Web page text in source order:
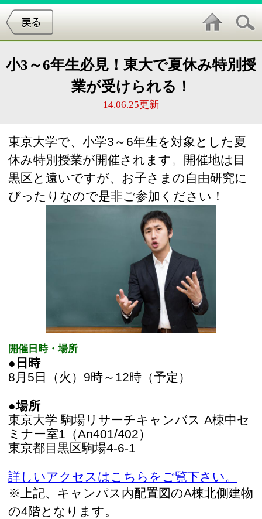
業が受けられる！
東京大学で、小学3～6年生を対象とした夏
ぴったりなので是非ご参加ください！
東京大学 駒場リサーチキャンバス A棟中セ
※上記、キャンパス内配置図のA棟北側建物
の4階となります。
プログラム
技術研究所 特任教授）
［2］夏休み特別授業（45分）9時～9時45
分
大島　まり 先生（東京大学生産技術研
究所 教授）
「暮らしの中のエネルギーと電気」
モ （120分）
①スマートハウスの見学、ＨＥＭＳア
プリのデモ（30分）9時55分～10時25分
②実験ワークショップ　（20分）10時
35分～10時55分